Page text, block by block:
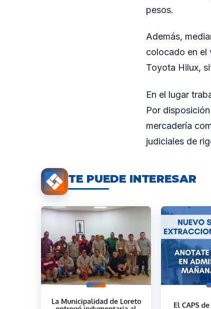
pesos.
Además,
colocado en el
Toyota Hilux,
En el lugar
Por
mercadería
judiciales de
TE PUEDE INTERESAR